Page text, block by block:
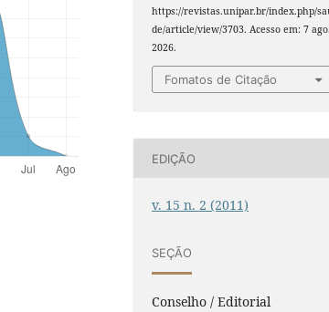
https://revistas.unipar.br/index.php/
de/article/view/3703. Acesso em: 7 ago.
2026.
Fomatos de Citação
EDIÇÃO
v. 15 n. 2 (2011)
SEÇÃO
Conselho / Editorial